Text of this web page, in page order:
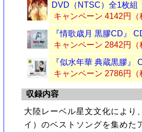
DVD（NTSC）全1枚組
キャンペーン 4142円（
『情歌歳月 黒膠CD』
キャンペーン 2842円（
『似水年華 典蔵黒膠』
キャンペーン 2786円（
収録内容
大陸レーベル星文文化によ
イ）のベストソングを集めた